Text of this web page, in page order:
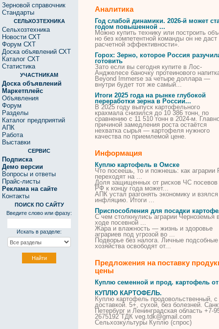
Зерновой справочник
Стандарты
СЕЛЬХОЗТЕХНИКА
Сельхозтехника
Новости СХТ
Форум СХТ
Доска объявлений СХТ
Каталог СХТ
Статистика
УЧАСТНИКАМ
Доска объявлений
Маркетплейс
Объявления
Форум
Разделы
Каталог предприятий
АПК
Работа
Выставки
СЕРВИС
Подписка
Демо версии
Вопросы и ответы
Прайс-листы
Реклама на сайте
Контакты
ПОИСК ПО САЙТУ
Введите слово или фразу:
Искать в разделе:
Аналитика
Год слабой динамики. 2026-й может
годом повышенной ...
Можно купить технику или построить
но без компетентной команды он не даст
расчетной эффективности».
Горох: Зерно, которое Россия
готовить
Зато если вы сегодня купите в Лос-
Анджелесе баночку протеинового
Beyond Immerse за четыре доллара —
внутри будет тот же самый...
Итоги 2025 года на рынке глубокой
переработки зернав России...
В 2025 году выпуск картофельного
крахмала снизился до 10 386 тонн, по
сравнению с 11 510 тонн в 2024-м.
причиной замедления роста остаётся
нехватка сырья — картофеля нужного
качества по приемлемой цене.
Информация
Куплю картофель в Омске
Что посеешь, то и пожнешь: как аграрии
переходят на ...
Доля защищенных от рисков ЧС посевов
РФ к концу года может...
АПК устал разгонять экономику и взялся
инфляцию. Итоги ...
Приспособления для посадки
С чем столкнулись аграрии Черноземья
ходе посевной ...
Жара и влажность — жизнь и здоровье
аграриев под угрозой во ...
Подворье без налога. Личные подсобные
хозяйства освободят от...
Предложения на поставку
цены
Куплю семенной и прод. картофель
КУПЛЮ КАРТОФЕЛЬ.
Куплю картофель продовольственный, с
доставкой. 5+, сухой, без болезней.
Петербург и Ленинградская область +7-
2675192 ТДК veg.tdk@gmail.com
Сельхозкультуры Куплю (спрос)